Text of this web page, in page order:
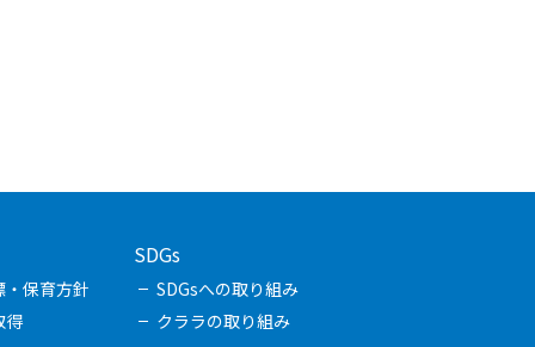
保育方針
得
SDGs
SDGsへの取り組み
クララの取り組み